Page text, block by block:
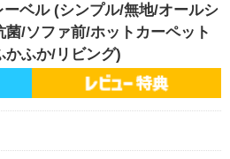
ベル (シンプル/無地/オールシ
/ソファ前/ホットカーペット
かふか/リビング)